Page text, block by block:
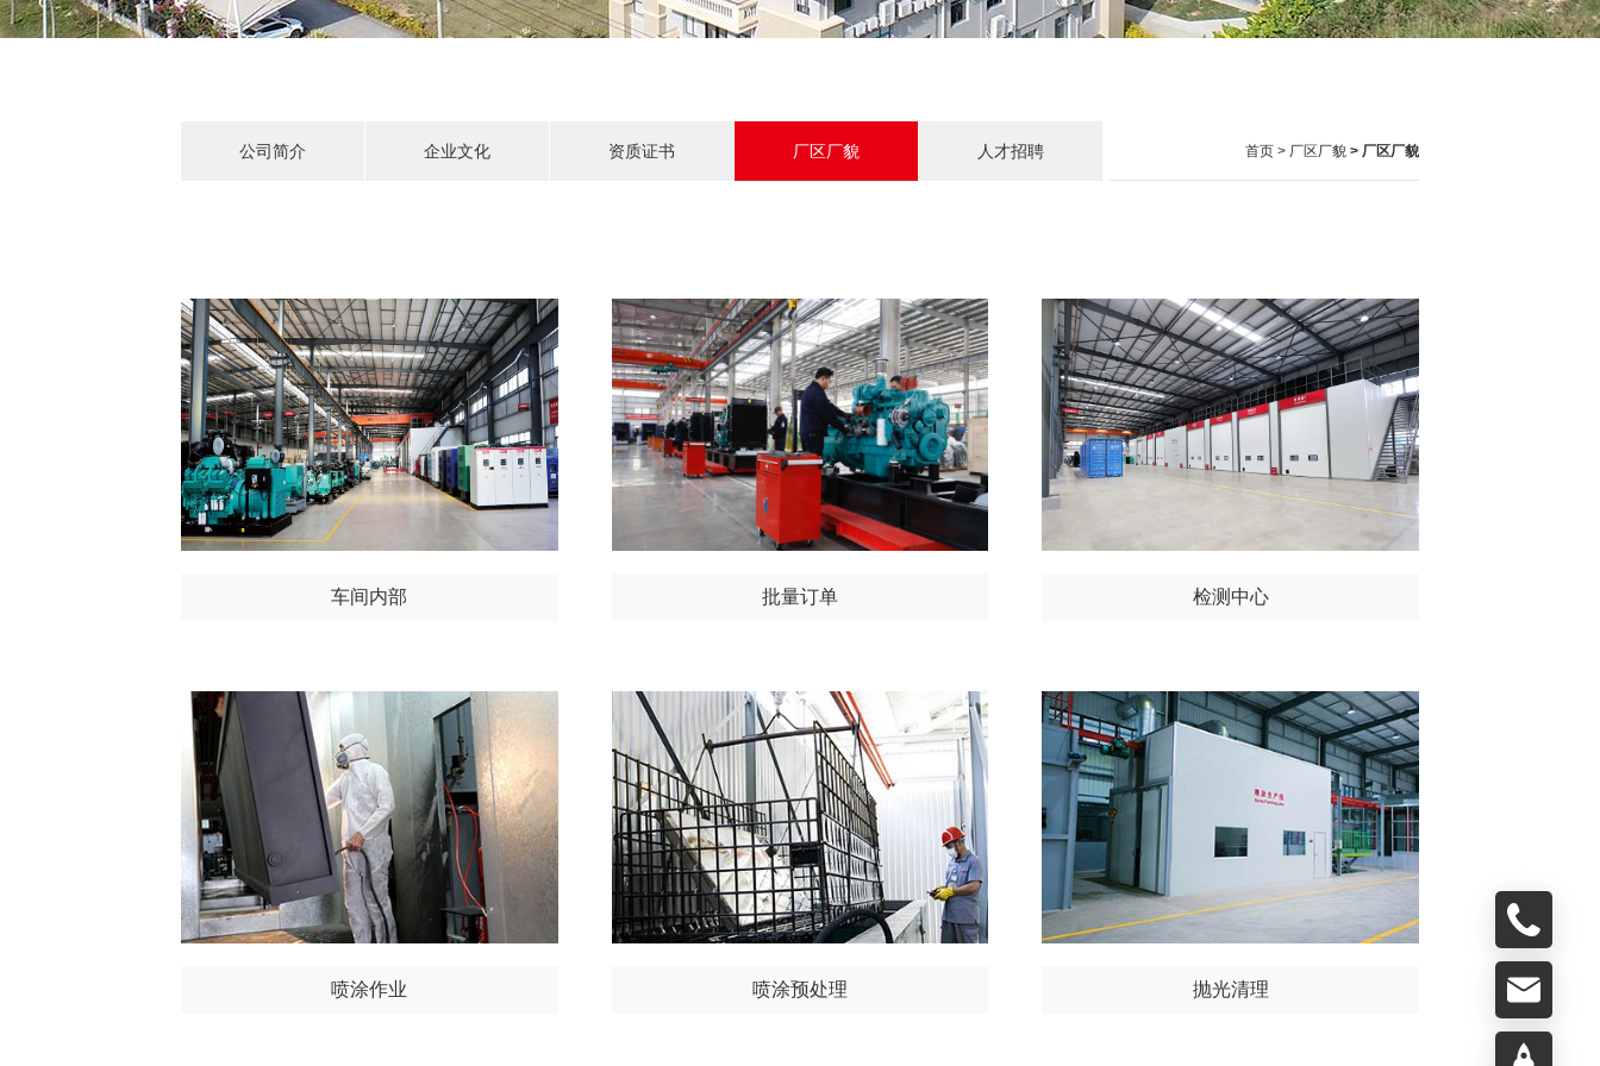
首页 > 厂区厂貌 > 厂区厂貌
公司简介 企业文化 资质证书 厂区厂貌 人才招聘
车间内部 批量订单 检测中心
喷涂作业 喷涂预处理 抛光清理